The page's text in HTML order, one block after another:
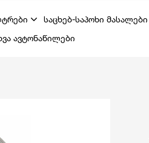
საცხებ-საპოხი მასალები
ავტონაწილები